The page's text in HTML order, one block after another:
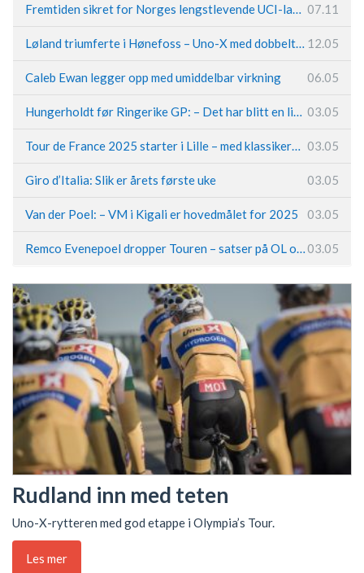
07.11
12.05
Caleb Ewan legger opp med umiddelbar virkning 06.05
03.05
03.05
Giro d’Italia: Slik er årets første uke 03.05
Van der Poel: – VM i Kigali er hovedmålet for 2025 03.05
03.05
Rudland inn med teten
Uno-X-rytteren med god etappe i Olympia’s Tour.
Les mer